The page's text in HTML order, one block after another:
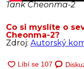
Tank Cheonma-2
Co si myslíte o
Cheonma-2?
Zdroj: Autorský